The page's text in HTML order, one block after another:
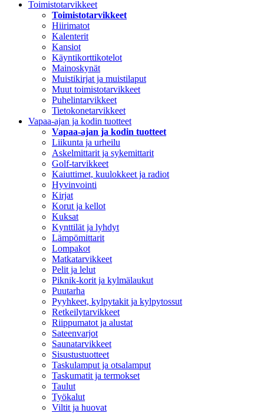
Toimistotarvikkeet
Toimistotarvikkeet
Hiirimatot
Kalenterit
Kansiot
Käyntikorttikotelot
Mainoskynät
Muistikirjat ja muistilaput
Muut toimistotarvikkeet
Puhelintarvikkeet
Tietokonetarvikkeet
Vapaa-ajan ja kodin tuotteet
Vapaa-ajan ja kodin tuotteet
Liikunta ja urheilu
Askelmittarit ja sykemittarit
Golf-tarvikkeet
Kaiuttimet, kuulokkeet ja radiot
Hyvinvointi
Kirjat
Korut ja kellot
Kuksat
Kynttilät ja lyhdyt
Lämpömittarit
Lompakot
Matkatarvikkeet
Pelit ja lelut
Piknik-korit ja kylmälaukut
Puutarha
Pyyhkeet, kylpytakit ja kylpytossut
Retkeilytarvikkeet
Riippumatot ja alustat
Sateenvarjot
Saunatarvikkeet
Sisustustuotteet
Taskulamput ja otsalamput
Taskumatit ja termokset
Taulut
Työkalut
Viltit ja huovat